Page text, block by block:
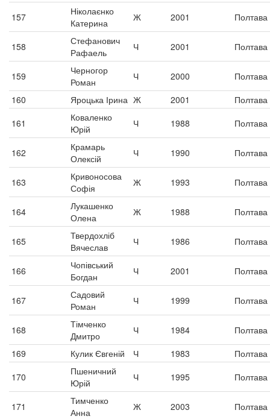
157
Ніколаєнко
Катерина
Ж 2001 Полтава
158
Стефанович
Рафаель
Ч 2001 Полтава
159
Черногор
Роман
Ч 2000
Полтава
160
Яроцька Ірина Ж 2001
Полтава
161
Коваленко
Юрій
Ч 1988 Полтава
162
Крамарь
Олексій
Ч 1990 Полтава
163
Кривоносова
Софія
Ж 1993 Полтава
164
Лукашенко
Олена
Ж 1988 Полтава
165
Твердохліб
Вячеслав
Ч 1986 Полтава
166
Чопівський
Богдан
Ч 2001 Полтава
167
Садовий
Роман
Ч 1999 Полтава
168
Тімченко
Дмитро
Ч 1984
Полтава
169
Кулик Євгеній Ч 1983
Полтава
170
Пшеничний
Юрій
Ч 1995 Полтава
171
Тимченко
Анна
Ж 2003 Полтава